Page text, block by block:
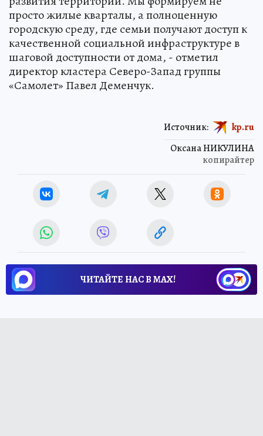
просто жилые кварталы, а полноценную
городскую среду, где семьи получают доступ к
качественной социальной инфраструктуре в
шаговой доступности от дома, - отметил
директор кластера Северо-Запад группы
«Самолет» Павел Деменчук.
Оксана НИКУЛИНА
копирайтер
Источник: kp.ru
ЧИТАЙТЕ НАС В МАХ!